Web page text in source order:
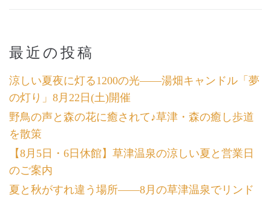
最近の投稿
涼しい夏夜に灯る1200の光――湯畑キャンドル「夢
の灯り」8月22日(土)開催
野鳥の声と森の花に癒されて♪草津・森の癒し歩道
を散策
【8月5日・6日休館】草津温泉の涼しい夏と営業日
のご案内
夏と秋がすれ違う場所――8月の草津温泉でリンド